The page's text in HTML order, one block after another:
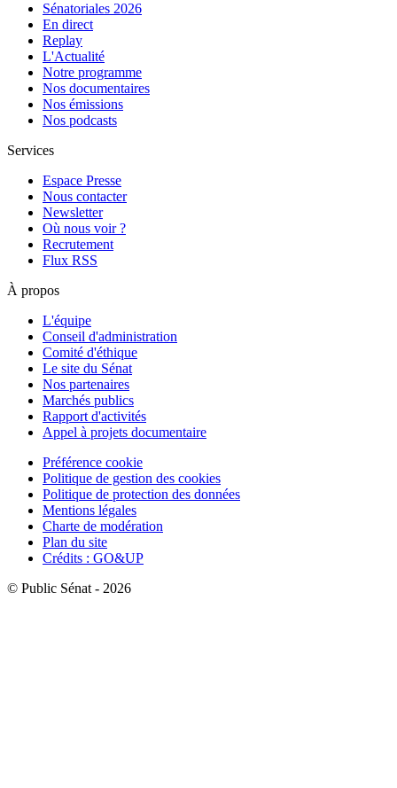
Sénatoriales 2026
En direct
Replay
L'Actualité
Notre programme
Nos documentaires
Nos émissions
Nos podcasts
Services
Espace Presse
Nous contacter
Newsletter
Où nous voir ?
Recrutement
Flux RSS
À propos
L'équipe
Conseil d'administration
Comité d'éthique
Le site du Sénat
Nos partenaires
Marchés publics
Rapport d'activités
Appel à projets documentaire
Préférence cookie
Politique de gestion des cookies
Politique de protection des données
Mentions légales
Charte de modération
Plan du site
Crédits : GO&UP
© Public Sénat - 2026